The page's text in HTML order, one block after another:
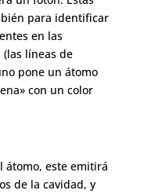
para identificar
en las
líneas de
pone un átomo
con un color
átomo, este emitirá
de la cavidad, y